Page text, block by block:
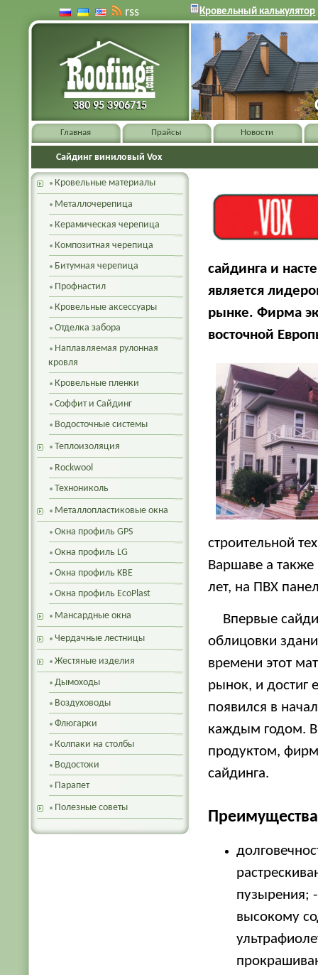
380 95 3906715
380 95 3906715
Главная Прайсы Новости
Сайдинг виниловый Vox
сайдинга и
является
рынке. Фирма
восточной
строительной
Варшаве а
лет, на ПВХ
Впервые
облицовки
времени этот
рынок, и достиг
появился в
каждым годом. В
продуктом,
сайдинга.
пузырения; -
высокому
Кровельные материалы
Металлочерепица
Керамическая черепица
Композитная черепица
Битумная черепица
Профнастил
Кровельные аксессуары
Отделка забора
Наплавляемая рулонная
кровля
Кровельные пленки
Соффит и Сайдинг
Водосточные системы
Теплоизоляция
Rockwool
Технониколь
Металлопластиковые окна
Окна профиль GPS
Окна профиль LG
Окна профиль KBE
Окна профиль EcoPlast
Мансардные окна
Чердачные лестницы
Жестяные изделия
Дымоходы
Воздуховоды
Флюгарки
Колпаки на столбы
Водостоки
Парапет
Полезные советы
rss Кровельный калькулятор